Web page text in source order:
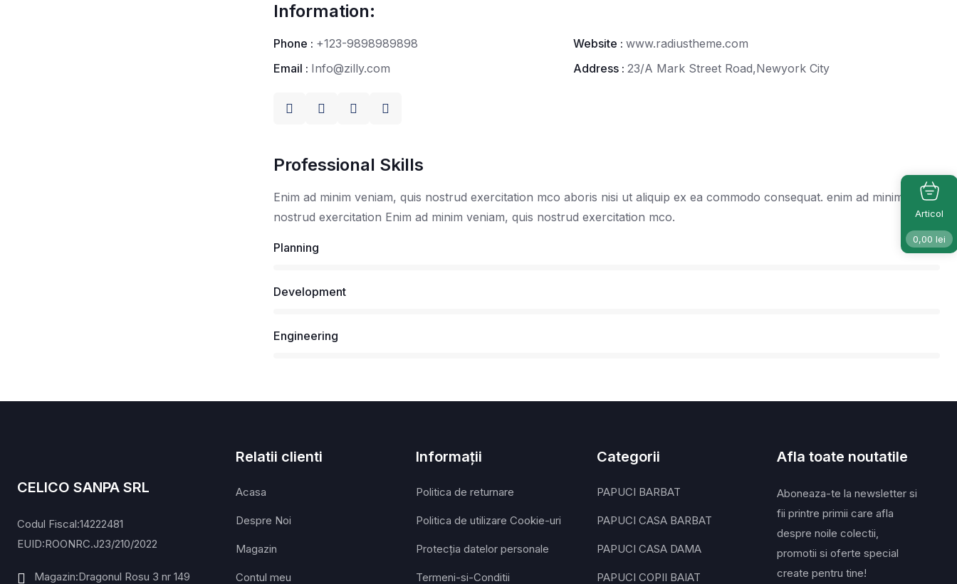
Information:
Phone : +123-9898989898 Website :www.radiustheme.com
Email : Info@zilly.com Address :23/A Mark Street Road,Newyork City
Professional Skills
Enim ad minim veniam, quis nostrud exercitation mco aboris nisi ut aliquip ex ea commodo consequat. enim ad minimquis
nostrud exercitation Enim ad minim veniam, quis nostrud exercitation mco.
Planning
Development
Engineering
CELICO SANPA SRL
Codul Fiscal:14222481
EUID:ROONRC.J23/210/2022
Magazin:Dragonul Rosu 3 nr 149
Relatii clienti
Acasa
Despre Noi
Magazin
Contul meu
Informații
Politica de returnare
Politica de utilizare Cookie-uri
Protecția datelor personale
Termeni-si-Conditii
Categorii
PAPUCI BARBAT
PAPUCI CASA BARBAT
PAPUCI CASA DAMA
PAPUCI COPII BAIAT
Afla toate noutatile
Aboneaza-te la newsletter si
fii printre primii care afla
despre noile colectii,
promotii si oferte special
create pentru tine!
Articol
0,00 lei